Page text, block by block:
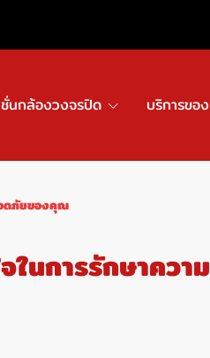
ชั่นกล้องวงจรปิด บริการของ
ดภัยของคุณ
นการรักษาความ